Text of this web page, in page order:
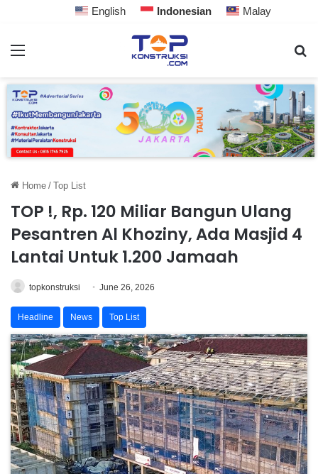
English Indonesian Malay
Home / Top List
TOP !, Rp. 120 Miliar Bangun Ulang
Pesantren Al Khoziny, Ada Masjid 4
Lantai Untuk 1.200 Jamaah
topkonstruksi June 26, 2026
Headline News Top List